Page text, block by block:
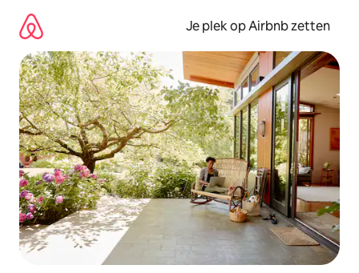
direct
naar
inhoud
Je plek op Airbnb zetten